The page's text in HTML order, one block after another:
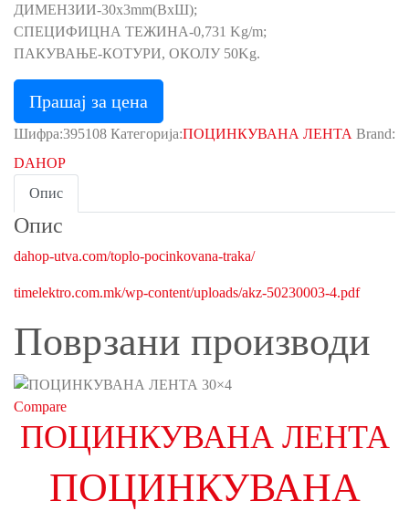
ДИМЕНЗИИ-30x3mm(ВxШ);
СПЕЦИФИЦНА ТЕЖИНА-0,731 Kg/m;
ПАКУВАЊЕ-КОТУРИ, ОКОЛУ 50Kg.
Прашај за цена
Шифра:395108 Категорија:ПОЦИНКУВАНА ЛЕНТА Brand:
DAHOP
Опис
Опис
dahop-utva.com/toplo-pocinkovana-traka/
timelektro.com.mk/wp-content/uploads/akz-50230003-4.pdf
Поврзани производи
Compare
ПОЦИНКУВАНА ЛЕНТА
ПОЦИНКУВАНА